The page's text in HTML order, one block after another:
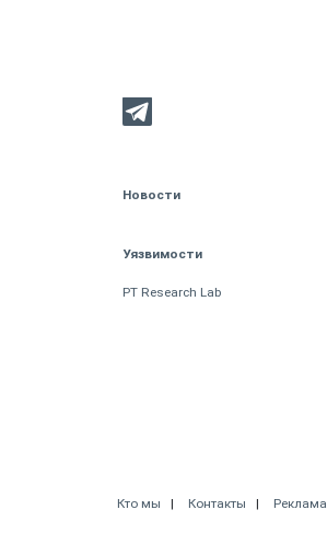
Новости
Уязвимости
PT Research Lab
Кто мы Контакты Реклама